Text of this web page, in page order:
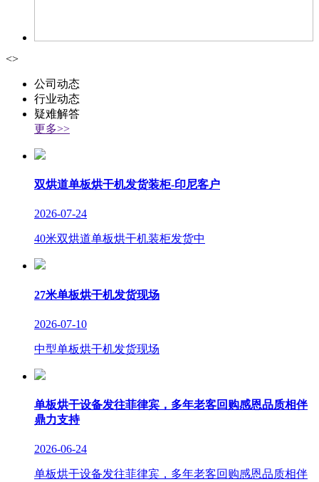
<>
公司动态
行业动态
疑难解答
更多>>
双烘道单板烘干机发货装柜-印尼客户
2026-07-24
40米双烘道单板烘干机装柜发货中
27米单板烘干机发货现场
2026-07-10
中型单板烘干机发货现场
单板烘干设备发往菲律宾，多年老客回购感恩品质相伴
鼎力支持
2026-06-24
单板烘干设备发往菲律宾，多年老客回购感恩品质相伴